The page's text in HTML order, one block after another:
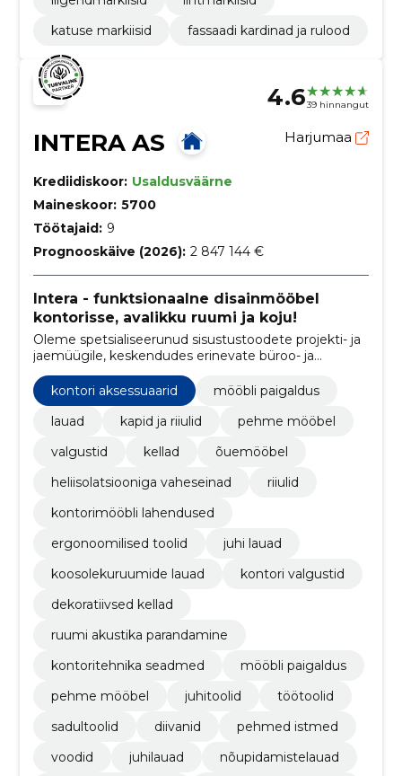
katuse markiisid
fassaadi kardinad ja rulood
4.639 hinnangut
INTERA AS Harjumaa
Krediidiskoor: Usaldusväärne
Maineskoor: 5700
Töötajaid: 9
Prognooskäive (2026): 2 847 144 €
Intera - funktsionaalne disainmööbel
kontorisse, avalikku ruumi ja koju!
Oleme spetsialiseerunud sisustustoodete projekti- ja
jaemüügile, keskendudes erinevate büroo- ja
disainmööbli kaubamärkide esindamisele üle
Euroopa.
kontori aksessuaarid
mööbli paigaldus
lauad
kapid ja riiulid
pehme mööbel
valgustid
kellad
õuemööbel
heliisolatsiooniga vaheseinad
riiulid
kontorimööbli lahendused
ergonoomilised toolid
juhi lauad
koosolekuruumide lauad
kontori valgustid
dekoratiivsed kellad
ruumi akustika parandamine
kontoritehnika seadmed
mööbli paigaldus
pehme mööbel
juhitoolid
töötoolid
sadultoolid
diivanid
pehmed istmed
voodid
juhilauad
nõupidamistelauad